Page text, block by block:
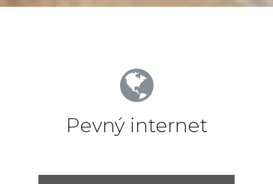
Pevný internet